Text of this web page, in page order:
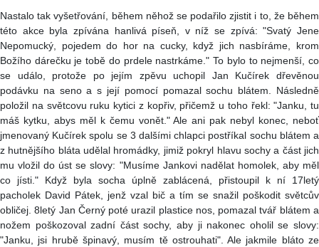
Nastalo tak vyšetřování, během něhož se podařilo zjistit i to, že během
této akce byla zpívána hanlivá píseň, v níž se zpívá: "Svatý Jene
Nepomucký, pojedem do hor na cucky, když jich nasbíráme, krom
Božího dárečku je tobě do prdele nastrkáme." To bylo to nejmenší, co
se událo, protože po jejím zpěvu uchopil Jan Kučírek dřevěnou
podávku na seno a s její pomocí pomazal sochu blátem. Následně
položil na světcovu ruku kytici z kopřiv, přičemž u toho řekl: "Janku, tu
máš kytku, abys měl k čemu vonět." Ale ani pak nebyl konec, neboť
jmenovaný Kučírek spolu se 3 dalšími chlapci postříkal sochu blátem a
z hutnějšího bláta udělal hromádky, jimiž pokryl hlavu sochy a část jich
mu vložil do úst se slovy: "Musíme Jankovi nadělat homolek, aby měl
co jísti." Když byla socha úplně zablácená, přistoupil k ní 17letý
pacholek David Pátek, jenž vzal bič a tím se snažil poškodit světcův
obličej. 8letý Jan Černý poté urazil plastice nos, pomazal tvář blátem a
nožem poškozoval zadní část sochy, aby ji nakonec oholil se slovy:
"Janku, jsi hrubě špinavý, musím tě ostrouhati". Ale jakmile bláto ze